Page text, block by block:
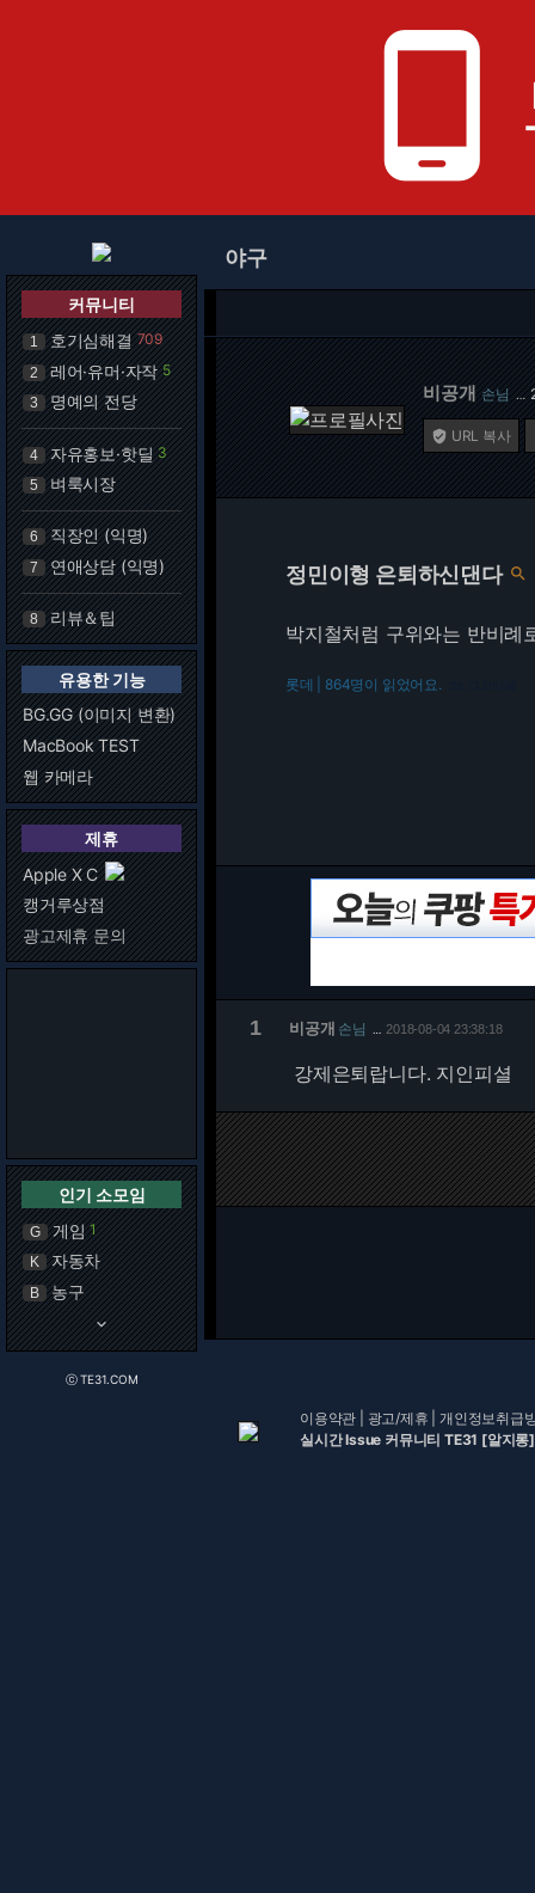
phone_android
커뮤니티
1 호기심해결 709
2 레어·유머·자작 5
3 명예의 전당
4 자유홍보·핫딜 3
5 벼룩시장
6 직장인 (익명)
7 연애상담 (익명)
8 리뷰＆팁
유용한 기능
BG.GG (이미지 변환)
MacBook TEST
웹 카메라
제휴
Apple X C
캥거루상점
광고제휴 문의
인기 소모임
G 게임 1
K 자동차
B 농구
keyboard_arrow_down
ⓒ TE31.COM
야구
비공개 손님 …
 URL 복사
정민이형 은퇴하신댄다 
박지철처럼 구위와는 반비례
롯데 | 864명이 읽었어요.
1 비공개 손님 2018-08-04 23:38:18
강제은퇴랍니다. 지인피셜
이용약관 광고/제휴 |개인정보취급
실시간 Issue 커뮤니티 TE31 [알지